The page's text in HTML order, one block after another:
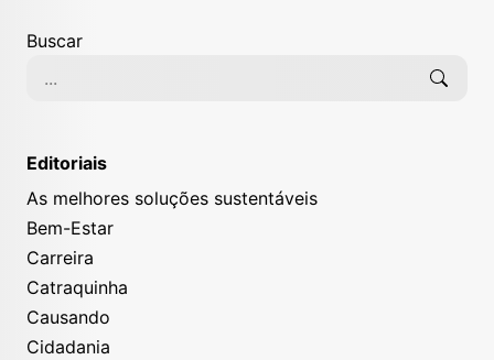
Já a de Acuípe encanta com suas piscinas naturais
formadas durante a maré baixa, propícias para
Buscar
Editoriais
As melhores soluções sustentáveis
Bem-Estar
Carreira
Catraquinha
Causando
Cidadania